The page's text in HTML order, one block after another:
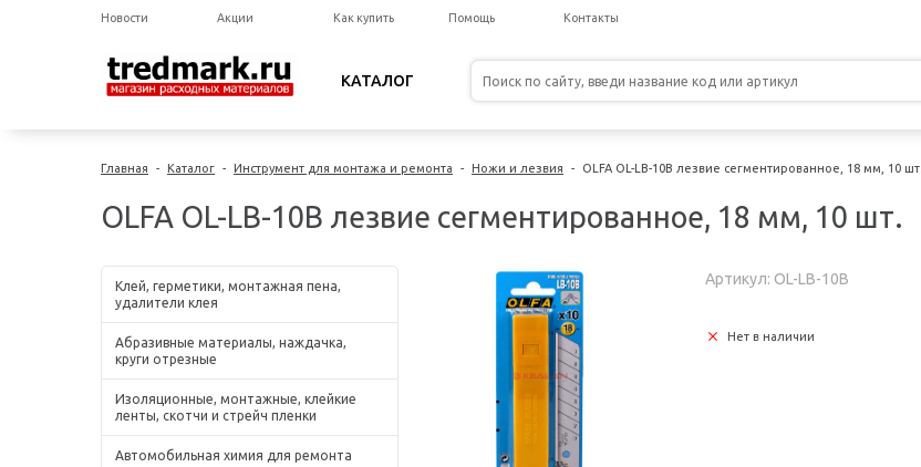
Новости Акции Как купить Помощь Контакты
КАТАЛОГ
Главная - Каталог - Инструмент для монтажа и ремонта - Ножи и лезвия - OLFA OL-LB-10B лезвие сегментированное, 18 мм, 10 шт.
OLFA OL-LB-10B лезвие сегментированное, 18 мм, 10 шт.
Клей, герметики, монтажная пена,
удалители клея
Абразивные материалы, наждачка,
круги отрезные
Изоляционные, монтажные, клейкие
ленты, скотчи и стрейч пленки
Автомобильная химия для ремонта
Артикул: OL-LB-10B
Нет в наличии